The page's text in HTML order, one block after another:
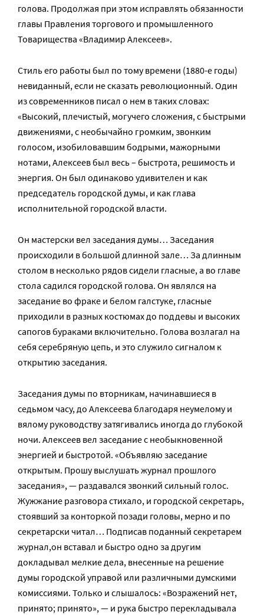
голова. Продолжая при этом исправлять обязанности
главы Правления торгового и промышленного
Товарищества «Владимир Алексеев».
Стиль его работы был по тому времени (1880-е годы)
невиданный, если не сказать революционный. Один
из современников писал о нем в таких словах:
«Высокий, плечистый, могучего сложения, с быстрыми
движениями, с необычайно громким, звонким
голосом, изобиловавшим бодрыми, мажорными
нотами, Алексеев был весь – быстрота, решимость и
энергия. Он был одинаково удивителен и как
председатель городской думы, и как глава
исполнительной городской власти.
Он мастерски вел заседания думы… Заседания
происходили в большой длинной зале… За длинным
столом в несколько рядов сидели гласные, а во главе
стола садился городской голова. Он являлся на
заседание во фраке и белом галстуке, гласные
приходили в разных костюмах до поддевы и высоких
сапогов бураками включительно. Голова возлагал на
себя серебряную цепь, и это служило сигналом к
открытию заседания.
Заседания думы по вторникам, начинавшиеся в
седьмом часу, до Алексеева благодаря неумелому и
вялому руководству затягивались иногда до глубокой
ночи. Алексеев вел заседание с необыкновенной
энергией и быстротой. «Объявляю заседание
открытым. Прошу выслушать журнал прошлого
заседания», — раздавался звонкий сильный голос.
Жужжание разговора стихало, и городской секретарь,
стоявший за конторкой позади головы, мерно и по
секретарски читал… Подписав поданный секретарем
журнал,он вставал и быстро одно за другим
докладывал мелкие дела, внесенные на решение
думы городской управой или различными думскими
комиссиями. Только и слышалось: «Возражений нет,
принято; принято», — и рука быстро перекладывала